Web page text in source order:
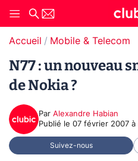
Accueil Mobile & Telecom
N77 : un nouveau
de Nokia ?
Par Alexandre Habian
Publié le 07 février 2007 à
Suivez-nous